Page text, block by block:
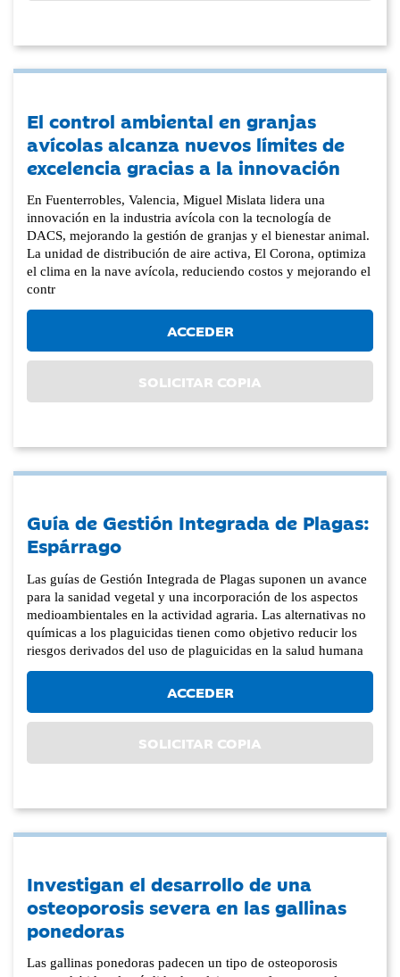
El control ambiental en granjas
avícolas alcanza nuevos límites de
excelencia gracias a la innovación
En Fuenterrobles, Valencia, Miguel Mislata lidera una
innovación en la industria avícola con la tecnología de
DACS, mejorando la gestión de granjas y el bienestar animal.
La unidad de distribución de aire activa, El Corona, optimiza
el clima en la nave avícola, reduciendo costos y mejorando el
contr
ACCEDER
SOLICITAR COPIA
Guía de Gestión Integrada de Plagas:
Espárrago
Las guías de Gestión Integrada de Plagas suponen un avance
para la sanidad vegetal y una incorporación de los aspectos
medioambientales en la actividad agraria. Las alternativas no
químicas a los plaguicidas tienen como objetivo reducir los
riesgos derivados del uso de plaguicidas en la salud humana
ACCEDER
SOLICITAR COPIA
Investigan el desarrollo de una
osteoporosis severa en las gallinas
ponedoras
Las gallinas ponedoras padecen un tipo de osteoporosis